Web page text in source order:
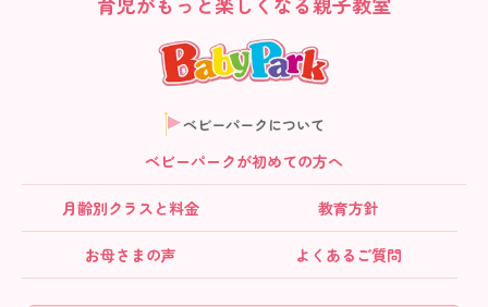
ベビーパークについて
ベビーパークが初めての方へ
月齢別クラス と料金 教育方針
お母さまの声 よくあるご質問